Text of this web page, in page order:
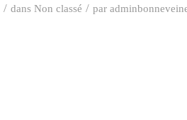
/ dans Non classé / par